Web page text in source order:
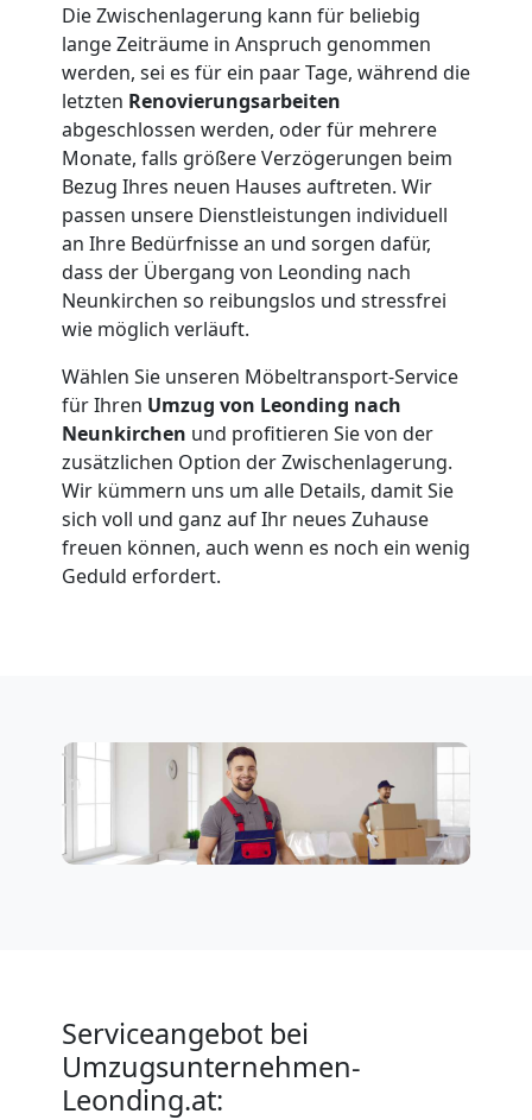
Die Zwischenlagerung kann für beliebig
lange Zeiträume in Anspruch genommen
werden, sei es für ein paar Tage, während die
letzten Renovierungsarbeiten
abgeschlossen werden, oder für mehrere
Monate, falls größere Verzögerungen beim
Bezug Ihres neuen Hauses auftreten. Wir
passen unsere Dienstleistungen individuell
an Ihre Bedürfnisse an und sorgen dafür,
dass der Übergang von Leonding nach
Neunkirchen so reibungslos und stressfrei
wie möglich verläuft.
Wählen Sie unseren Möbeltransport-Service
für Ihren Umzug von Leonding nach
Neunkirchen und profitieren Sie von der
zusätzlichen Option der Zwischenlagerung.
Wir kümmern uns um alle Details, damit Sie
sich voll und ganz auf Ihr neues Zuhause
freuen können, auch wenn es noch ein wenig
Geduld erfordert.
Serviceangebot bei
Umzugsunternehmen-
Leonding.at: